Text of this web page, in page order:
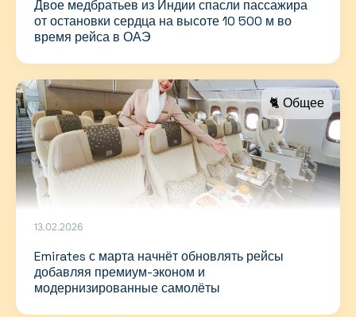
Двое медбратьев из Индии спасли пассажира
от остановки сердца на высоте 10 500 м во
время рейса в ОАЭ
🐈 Общее
13.02.2026
Emirates с марта начнёт обновлять рейсы
добавляя премиум-эконом и
модернизированные самолёты